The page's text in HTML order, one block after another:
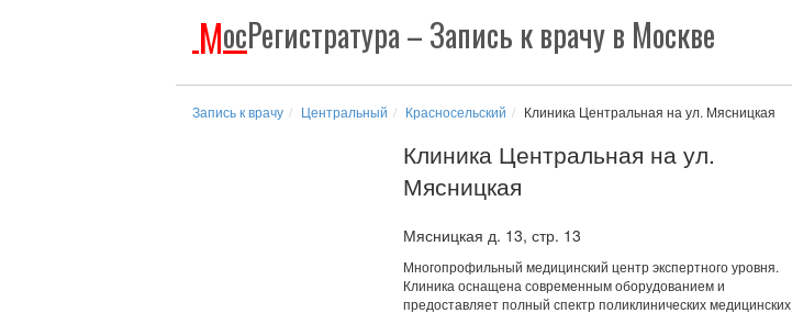
МосРегистратура– Запись к врачу в Москве
Запись к врачу Центральный Красносельский Клиника Центральная на ул. Мясницкая
Клиника Центральная на ул.
Мясницкая
Мясницкая д. 13, стр. 13
Многопрофильный медицинский центр экспертного уровня.
Клиника оснащена современным оборудованием и
предоставляет полный спектр поликлинических медицинских